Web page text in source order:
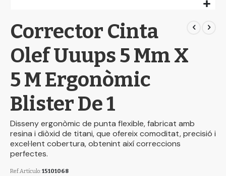
to
the
beginning
of
images
gallery
Corrector Cinta
Olef Uuups 5 Mm X
5 M Ergonòmic
Blister De 1
Disseny ergonòmic de punta flexible, fabricat amb
resina i diòxid de titani, que ofereix comoditat, precisió i
excel·lent cobertura, obtenint així correccions
perfectes.
Ref.Artículo 15101068